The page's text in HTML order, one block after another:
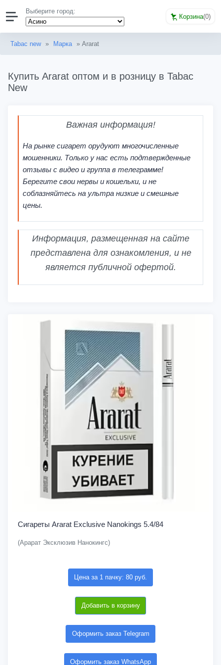
Выберите город:
Корзина(0)
Tabac new » Марка » Ararat
Купить Ararat оптом и в розницу в Tabac
New
Важная информация!
На рынке сигарет орудуют многочисленные
мошенники. Только у нас есть подтвержденные
отзывы с видео и группа в телеграмме!
Берегите свои нервы и кошельки, и не
соблазняйтесь на ультра низкие и смешные
цены.
Информация, размещенная на сайте
представлена для ознакомления, и не
является публичной офертой.
Сигареты Ararat Exclusive Nanokings 5.4/84
(Арарат Эксклюзив Нанокингс)
Цена за 1 пачку: 80 руб.
Добавить в корзину
Оформить заказ Telegram
Оформить заказ WhatsApp